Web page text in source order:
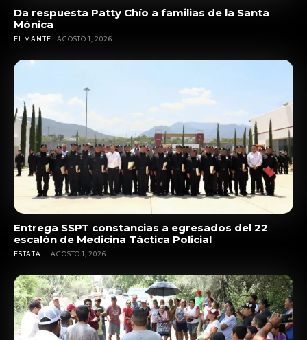
Da respuesta Patty Chío a familias de la Santa
Mónica
EL MANTE AGOSTO 1, 2026
Entrega SSPT constancias a egresados del 22
escalón de Medicina Táctica Policial
ESTATAL AGOSTO 1, 2026